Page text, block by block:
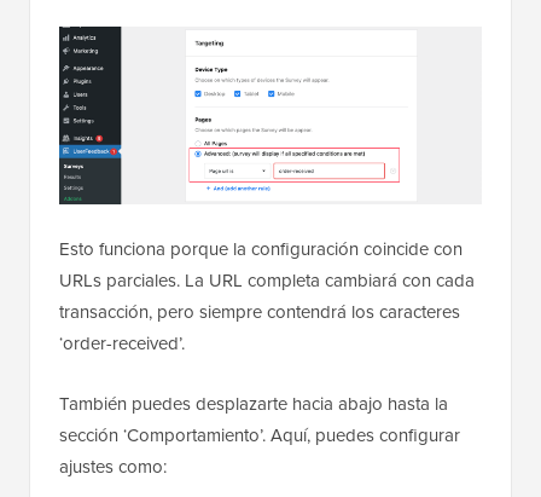
Esto funciona porque la configuración coincide con
URLs parciales. La URL completa cambiará con cada
transacción, pero siempre contendrá los caracteres
‘order-received’.
También puedes desplazarte hacia abajo hasta la
sección ‘Comportamiento’. Aquí, puedes configurar
ajustes como: